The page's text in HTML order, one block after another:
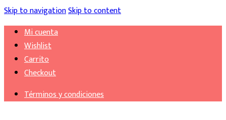
Skip to navigationSkip to content
Mi cuenta
Wishlist
Carrito
Checkout
Términos y condiciones